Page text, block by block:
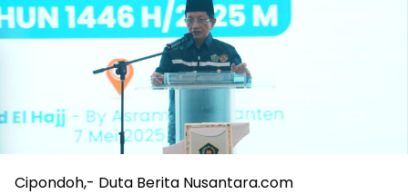
Cipondoh,- Duta Berita Nusantara.com